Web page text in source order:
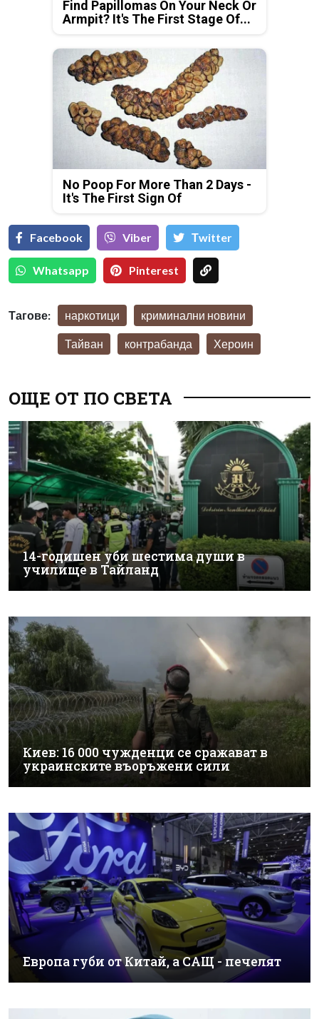
Find Papillomas On Your Neck Or
Armpit? It's The First Stage Of...
No Poop For More Than 2 Days -
It's The First Sign Of
Facebook Viber Тwitter
Whatsapp Pinterest
Тагове: наркотици криминални новини
Тайван контрабанда Хероин
ОЩЕ ОТ ПО СВЕТА
14-годишен уби шестима души в
училище в Тайланд
Киев: 16 000 чужденци се сражават в
украинските въоръжени сили
Европа губи от Китай, а САЩ - печелят